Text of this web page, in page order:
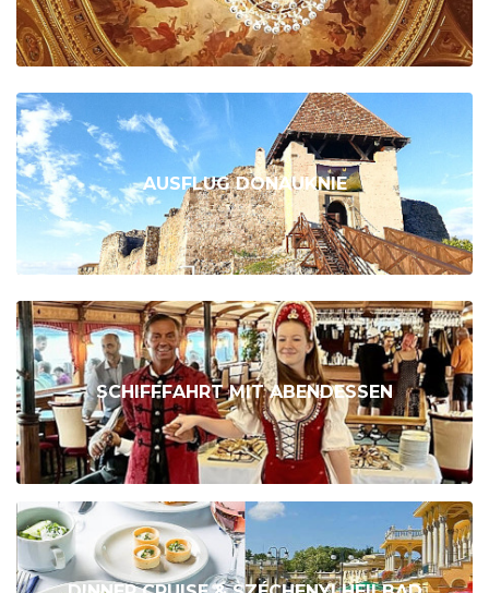
AUSFLUG DONAUKNIE
SCHIFFFAHRT MIT ABENDESSEN